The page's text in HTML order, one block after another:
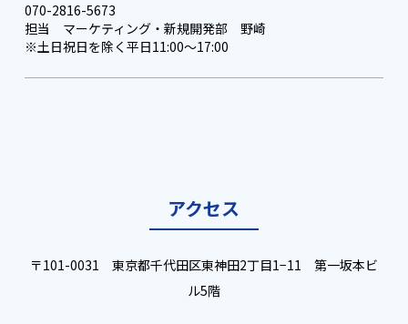
070-2816-5673
担当 マーケティング・新規開発部 野崎
※土日祝日を除く平日11:00～17:00
アクセス
〒101-0031 東京都千代田区東神田2丁目1−11 第一坂本ビ
ル5階